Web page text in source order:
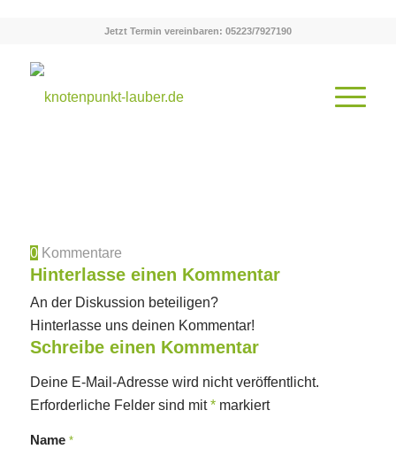
Jetzt Termin vereinbaren: 05223/7927190
0 Kommentare
Hinterlasse einen Kommentar
An der Diskussion beteiligen?
Hinterlasse uns deinen Kommentar!
Schreibe einen Kommentar
Deine E-Mail-Adresse wird nicht veröffentlicht.
Erforderliche Felder sind mit*markiert
Name *